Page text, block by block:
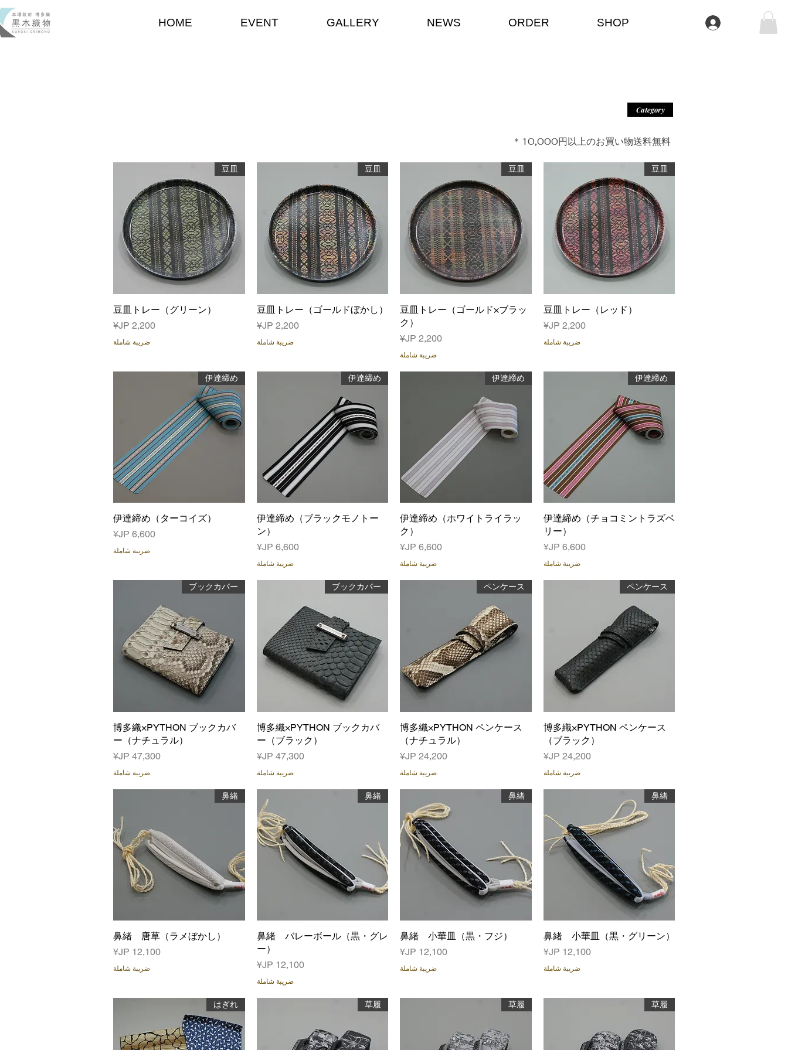
HOME EVENT GALLERY NEWS ORDER SHOP تسجيل الدخول
Category
​＊10,000円以上のお買い物送料無料
العرض السريع
豆皿
豆皿トレー（レッド）
السعر‏2,200 JP¥
ضريبة شاملة
العرض السريع
豆皿
豆皿トレー（ゴールド×ブラッ
ク）
السعر
ضريبة شاملة
العرض السريع
豆皿
豆皿トレー（ゴールドぼかし）
السعر‏2,200 JP¥
ضريبة شاملة
العرض السريع
豆皿
豆皿トレー（グリーン）
السعر
ضريبة شاملة
العرض السريع
伊達締め
伊達締め（チョコミントラズベ
リー）
السعر‏6,600 JP¥
ضريبة شاملة
العرض السريع
伊達締め
伊達締め（ホワイトライラッ
ク）
السعر
ضريبة شاملة
العرض السريع
伊達締め
伊達締め（ブラックモノトー
ン）
السعر‏6,600 JP¥
ضريبة شاملة
العرض السريع
伊達締め
伊達締め（ターコイズ）
السعر
ضريبة شاملة
العرض السريع
ペンケース
博多織×PYTHON ペンケース
（ブラック）
السعر‏24,200 JP¥
ضريبة شاملة
العرض السريع
ペンケース
博多織×PYTHON ペンケース
（ナチュラル）
السعر
ضريبة شاملة
العرض السريع
ブックカバー
博多織×PYTHON ブックカバ
ー（ブラック）
السعر‏47,300 JP¥
ضريبة شاملة
العرض السريع
ブックカバー
博多織×PYTHON ブックカバ
ー（ナチュラル）
السعر
ضريبة شاملة
العرض السريع
鼻緒
鼻緒 小華皿（黒・グリーン）
السعر‏12,100 JP¥
ضريبة شاملة
العرض السريع
鼻緒
鼻緒 小華皿（黒・フジ）
السعر
ضريبة شاملة
العرض السريع
鼻緒
鼻緒 バレーボール（黒・グレ
ー）
السعر‏12,100 JP¥
ضريبة شاملة
العرض السريع
鼻緒
鼻緒 唐草（ラメぼかし）
السعر
ضريبة شاملة
草履
草履
草履
はぎれ